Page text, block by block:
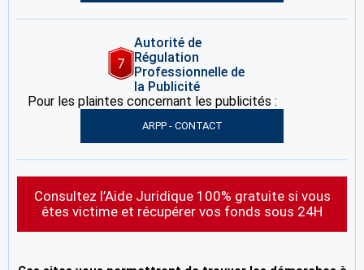
7
Autorité de
Régulation
Professionnelle de
la Publicité
Pour les plaintes concernant les publicités :
ARPP - CONTACT
Consultez l’Aide Juridique 100% gratuite si vous
êtes victime et récupérer vos fonds sous 24H